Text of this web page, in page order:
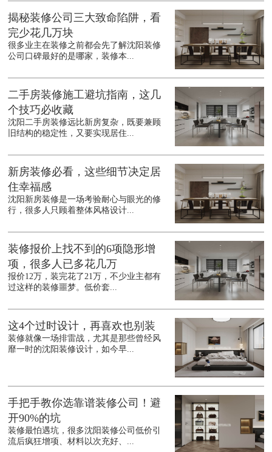
揭秘装修公司三大致命陷阱，看
完少花几万块
很多业主在装修之前都会先了解沈阳装修
公司口碑最好的是哪家，装修本...
二手房装修施工避坑指南，这几
个技巧必收藏
沈阳二手房装修远比新房复杂，既要兼顾
旧结构的稳定性，又要实现居住...
新房装修必看，这些细节决定居
住幸福感
沈阳新房装修是一场考验耐心与眼光的修
行，很多人只顾着整体风格设计...
装修报价上找不到的6项隐形增
项，很多人已多花几万
报价12万，装完花了21万，不少业主都有
过这样的装修噩梦。低价套...
这4个过时设计，再喜欢也别装
装修就像一场排雷战，尤其是那些曾经风
靡一时的沈阳装修设计，如今早...
手把手教你选靠谱装修公司！避
开90%的坑
装修最怕遇坑，很多沈阳装修公司低价引
流后疯狂增项、材料以次充好、...